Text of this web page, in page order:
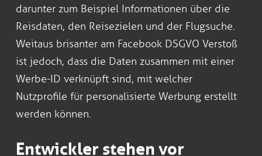
darunter zum Beispiel Informationen über die
Reisdaten, den Reisezielen und der Flugsuche.
Weitaus brisanter am Facebook DSGVO Verstoß
ist jedoch, dass die Daten zusammen mit einer
Werbe-ID verknüpft sind, mit welcher
Nutzprofile für personalisierte Werbung erstellt
werden können.
Entwickler stehen vor